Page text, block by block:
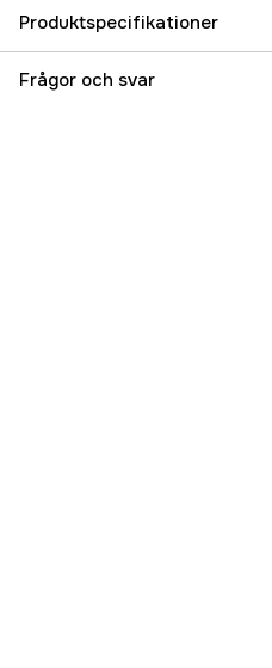
Produktspecifikationer
Djurtyp
Frågor och svar